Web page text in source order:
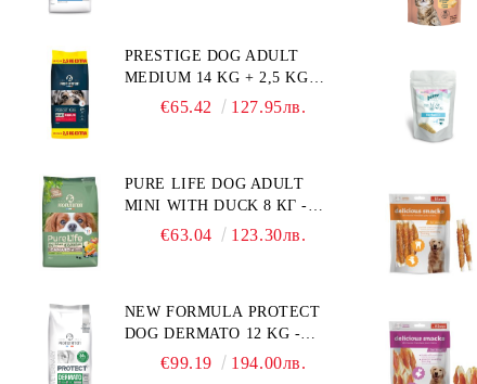
ПОТРЕБНОСТИ:
"НАМАЛЯВАНЕ НА
НАДНОРМЕНО ТЕГЛО".
PRESTIGE DOG ADULT
MEDIUM 14 KG + 2,5 KG
ГРАТИС - ПЪЛНОЦЕННА
ВЪВ ФРАНЦИЯ.
€65.42 127.95лв.
PURE LIFE DOG ADULT
MINI WITH DUCK 8 КГ -
ПЪЛНОЦЕННА ХРАНА ЗА
С ТЕГЛО ПОД 10 КГ, С
ПАТИЦА. БЕЗ ЗЪРНО, БЕЗ
ГЛУТЕН. ПРОИЗВЕДЕНА
€63.04 123.30лв.
NEW FORMULA PROTECT
DOG DERMATO 12 KG -
ПЪЛНОЦЕННА ДИЕТИЧНА
€99.19 194.00лв.